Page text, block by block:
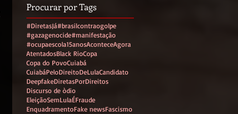
Procurar por Tags
#DiretasJá#brasilcontraogolpe
#gazagenocide#manifestação
#ocupaescola15anosAconteceAgora
AtentadosBlack RioCopa
Copa do PovoCuiabá
CuiabáPeloDireitoDeLulaCandidato
DeepfakeDiretasPorDireitos
Discurso de òdio
EleiçãoSemLulaÉFraude
EnquadramentoFake newsFascismo